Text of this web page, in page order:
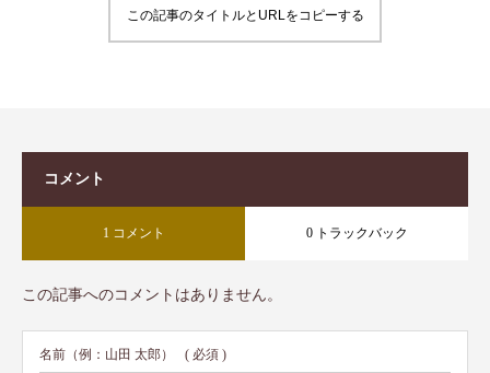
この記事のタイトルとURLをコピーする
コメント
1 コメント 0 トラックバック
この記事へのコメントはありません。
名前（例：山田 太郎） ( 必須 )